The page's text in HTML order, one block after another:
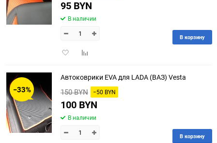
150
95 BYN
В наличии
ДобавитьДобавить
В корзину
−33%
Автоковрики EVA для LADA (ВАЗ) Vesta
150 BYN −50 BYN
100 BYN
В наличии
В корзину